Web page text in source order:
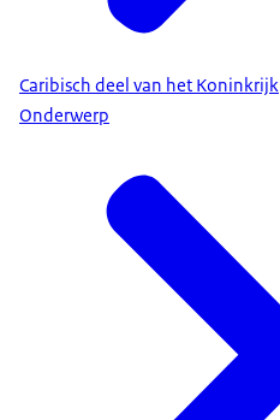
Caribisch deel van het Koninkrijk
Onderwerp